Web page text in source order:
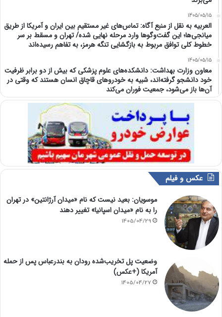
1405/05/15
العربیه به نقل از منبع آگاه: تماس‌های غیر مستقیم بین ایران و آمریکا از طریق
میانجی‌ها؛ این گفت‌و‌گو‌ها وارد مرحله نهایی شده/ تهران و مسقط بر سر
خطوط کلی توافق مربوط به بازگشایی تنگه هرمز، به تفاهم رسیده‌اند
1405/05/15
معاون وزارت بهداشت: دانشکده‌های علوم پزشکی که بیش از دو برابر ظرفیت
خود دانشجو گرفته‌اند، شبیه به خودرو‌های قاچاق انسان هستند که وقتی در
آن‌ها باز می‌شود، جمعیت فوران می‌کند
عکس و فیلم
موسویان: بعید نیست که نام «میدان آرژانتین» در تهران
را به نام «میدان اسپانیا» تغییر دهند
1405/04/29
وضعیت پل تخریب‌شده رودان به بندرعباس پس از حمله
آمریکا (+عکس)
1405/04/27